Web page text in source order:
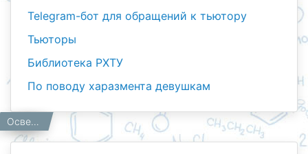
Telegram-бот для обращений к тьютору
Тьюторы
Библиотека РХТУ
По поводу харазмента девушкам
Главная
Студентам
Тьюторы Осведомлённость о нормативно-правовых и внутренних документах